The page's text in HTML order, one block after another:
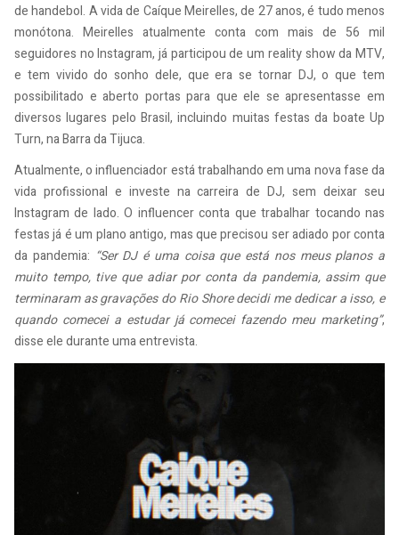
de handebol. A vida de Caíque Meirelles, de 27 anos, é tudo menos
monótona. Meirelles atualmente conta com mais de 56 mil
seguidores no Instagram, já participou de um reality show da MTV,
e tem vivido do sonho dele, que era se tornar DJ, o que tem
possibilitado e aberto portas para que ele se apresentasse em
diversos lugares pelo Brasil, incluindo muitas festas da boate Up
Turn, na Barra da Tijuca.
Atualmente, o influenciador está trabalhando em uma nova fase da
vida profissional e investe na carreira de DJ, sem deixar seu
Instagram de lado. O influencer conta que trabalhar tocando nas
festas já é um plano antigo, mas que precisou ser adiado por conta
da pandemia: “Ser DJ é uma coisa que está nos meus planos a
muito tempo, tive que adiar por conta da pandemia, assim que
terminaram as gravações do Rio Shore decidi me dedicar a isso, e
quando comecei a estudar já comecei fazendo meu marketing”,
disse ele durante uma entrevista.